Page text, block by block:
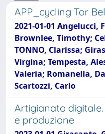
APP_cycling Tor
2021-01-01 Angelucci,
Brownlee, Timothy;
TONNO, Clarissa;
Virgina; Tempesta,
Valeria; Romanella,
Scartozzi, Carlo
Artigianato
e produzione